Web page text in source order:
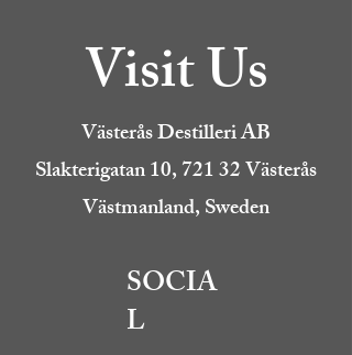
Visit Us
Västerås Destilleri AB
Slakterigatan 10, 721 32 Västerås
Västmanland, Sweden
SOCIA
L